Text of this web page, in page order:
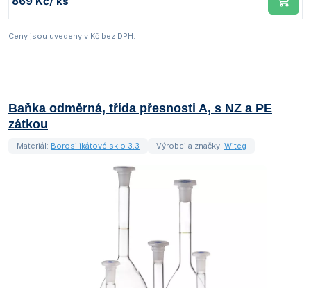
Ceny jsou uvedeny v Kč bez DPH.
Baňka odměrná, třída přesnosti A, s NZ a PE
zátkou
Materiál: Borosilikátové sklo 3.3 Výrobci a značky: Witeg